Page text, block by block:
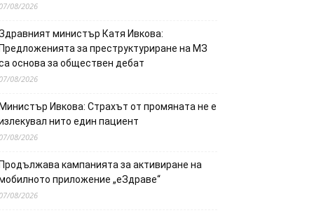
08/2026
министър Катя Ивкова:
за преструктуриране на МЗ
основа за обществен дебат
08/2026
Ивкова: Страхът от промяната не е
нито един пациент
08/2026
кампанията за активиране на
приложение „еЗдраве“
08/2026